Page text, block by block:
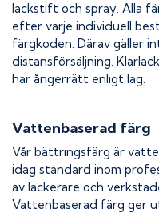
lackstift och spray. Alla
efter varje individuell
färgkoden. Därav gäller
distansförsäljning.
har ångerrätt enligt lag.
Vattenbaserad färg
Vår bättringsfärg är
idag standard inom
av lackerare och
Vattenbaserad färg ger